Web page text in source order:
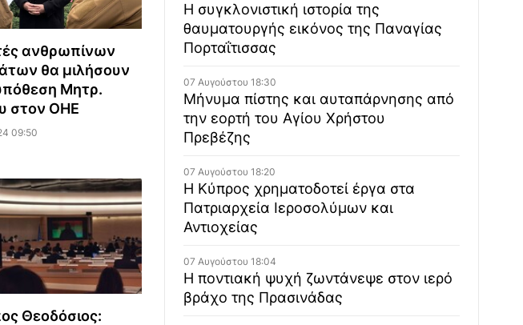
ανθρωπίνων
θα μιλήσουν
Μητρ.
στον ΟΗΕ
09:50
Θεοδόσιος:
Η συγκλονιστική ιστορία της
θαυματουργής εικόνος της Παναγίας
Πορταΐτισσας
07 Αυγούστου 18:30
Μήνυμα πίστης και αυταπάρνησης από
την εορτή του Αγίου Χρήστου
Πρεβέζης
07 Αυγούστου 18:20
Η Κύπρος χρηματοδοτεί έργα στα
Πατριαρχεία Ιεροσολύμων και
Αντιοχείας
07 Αυγούστου 18:04
Η ποντιακή ψυχή ζωντάνεψε στον ιερό
βράχο της Πρασινάδας